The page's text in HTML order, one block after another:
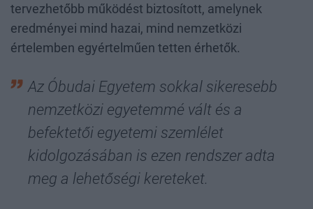
tervezhetőbb működést biztosított, amelynek
eredményei mind hazai, mind nemzetközi
értelemben egyértelműen tetten érhetők.
Az Óbudai Egyetem sokkal sikeresebb
nemzetközi egyetemmé vált és a
befektetői egyetemi szemlélet
kidolgozásában is ezen rendszer adta
meg a lehetőségi kereteket.